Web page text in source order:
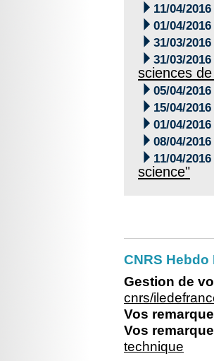
 11/04/2016
 01/04/2016
 31/03/2016
 31/03/2016
sciences
 05/04/2016
 15/04/2016
 01/04/2016
 08/04/2016
 11/04/2016
science"
CNRS
Gestion de
cnrs/
Vos
Vos
technique